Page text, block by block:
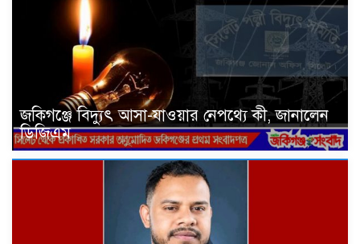
জকিগঞ্জে বিদ্যুৎ আসা-যাওয়ার নেপথ্যে কী, জানালেন
ডিজিএম